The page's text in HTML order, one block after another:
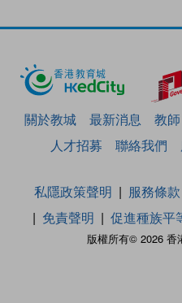
關於教城 最新消息 教師
人才招募
聯絡我們
版權所有© 2026 香
私隱政策聲明 服務條款
免責聲明
促進種族平